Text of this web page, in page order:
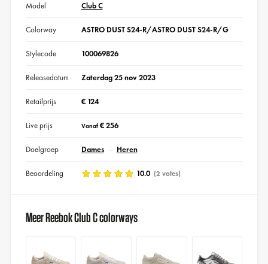
Model Club C
Colorway ASTRO DUST S24-R/ASTRO DUST S24-R/G
Stylecode 100069826
Releasedatum Zaterdag 25 nov 2023
Retailprijs € 124
Live prijs Vanaf€ 256
Doelgroep Dames Heren
Beoordeling 10.0 (2 votes)
Meer Reebok Club C colorways